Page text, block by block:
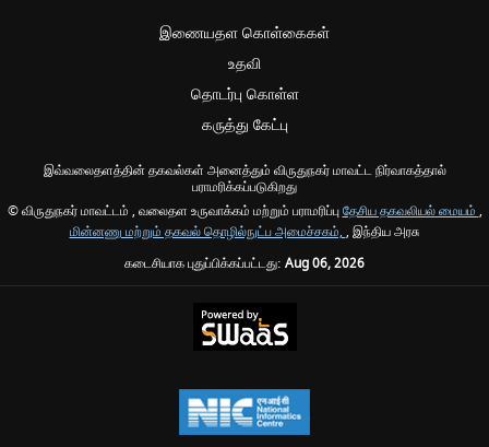
இணையதள கொள்கைகள்
உதவி
தொடர்பு கொள்ள
கருத்து கேட்பு
இவ்வலைதளத்தின் தகவல்கள் அனைத்தும் விருதுநகர் மாவட்ட நிர்வாகத்தால்
பராமரிக்கப்படுகிறது
© விருதுநகர் மாவட்டம் , வலைதள உருவாக்கம் மற்றும் பராமரிப்புதேசிய தகவலியல் மையம் ,
மின்னணு மற்றும் தகவல் தொழில்நுட்ப அமைச்சகம், , இந்திய அரசு
கடைசியாக புதுப்பிக்கப்பட்டது: Aug 06, 2026